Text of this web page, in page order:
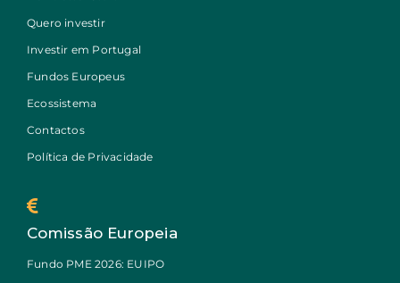
Quero investir
Investir em Portugal
Fundos Europeus
Ecossistema
Contactos
Política de Privacidade
Comissão Europeia
Fundo PME 2026: EUIPO